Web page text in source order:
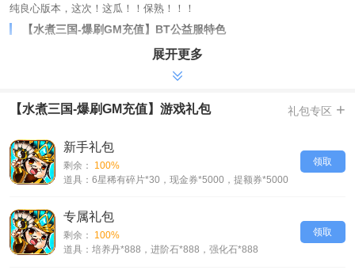
纯良心版本，这次！这瓜！！保熟！！！
【水煮三国-爆刷GM充值】BT公益服特色
-上线送10万现金券，双强碎片60最高可合成20星武将，武将经验1000
-开服强哥豪礼，10星武将，万元现金，万元充值卡，免费得
-炸裂级别福利，开局就是王道，天天登录天天有礼，各种100抽直接拿
-提额刷充，不花钱的哟，直接免费刷免费充
-启强与华强的巅峰对决版本，爆开大招福利版，GM拉满超轻松，上线送
-QQ客服：2431675852，752432591；微信客服：aa777sy；QQ群：
535653759，235870841
展开更多
【水煮三国-爆刷GM充值】游戏礼包 礼包专区 +
领取
新手礼包
剩余：
100%
道具：6星稀有碎片*30，现金券*5000，提额券*5000
领取
专属礼包
剩余：
100%
道具：培养丹*888，进阶石*888，强化石*888